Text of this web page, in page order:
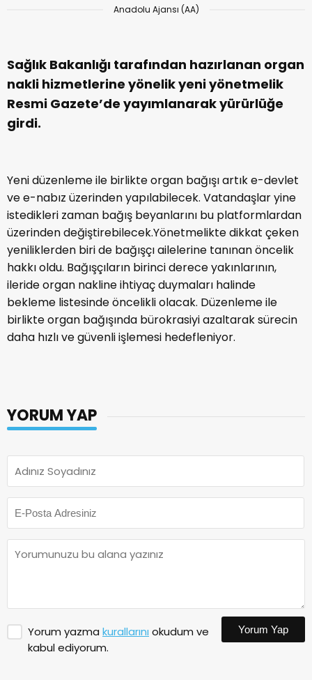
Anadolu Ajansı (AA)
Sağlık Bakanlığı tarafından hazırlanan organ
nakli hizmetlerine yönelik yeni yönetmelik
Resmi Gazete’de yayımlanarak yürürlüğe
girdi.
Yeni düzenleme ile birlikte organ bağışı artık e-devlet
ve e-nabız üzerinden yapılabilecek. Vatandaşlar yine
istedikleri zaman bağış beyanlarını bu platformlardan
üzerinden değiştirebilecek.Yönetmelikte dikkat çeken
yeniliklerden biri de bağışçı ailelerine tanınan öncelik
hakkı oldu. Bağışçıların birinci derece yakınlarının,
ileride organ nakline ihtiyaç duymaları halinde
bekleme listesinde öncelikli olacak. Düzenleme ile
birlikte organ bağışında bürokrasiyi azaltarak sürecin
daha hızlı ve güvenli işlemesi hedefleniyor.
YORUM YAP
Yorum yazma kurallarını okudum ve
kabul ediyorum.
Yorum Yap